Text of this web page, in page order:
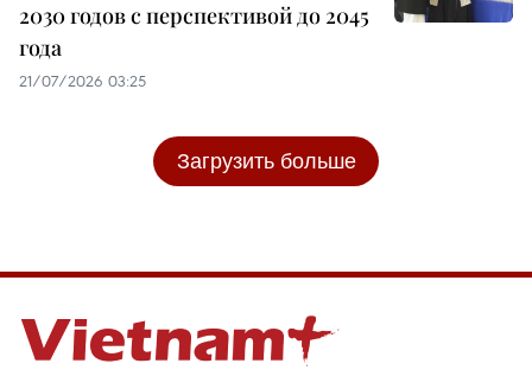
2030 годов с перспективой до 2045
года
21/07/2026 03:25
Загрузить больше